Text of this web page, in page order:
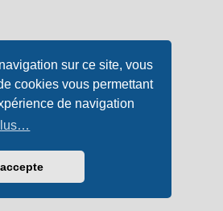
sur ce site, vous
cookies vous permettant
de navigation